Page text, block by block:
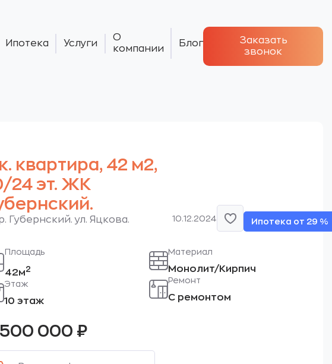
Ипотека Услуги
О
компании
Блог
Заказать
звонок
квартира, 42 м2,
24 эт. ЖК
Губернский. ул. Яцкова. 10.12.2024 Ипотека от 29 %
Площадь
42м2
Этаж
10 этаж
Материал
Монолит/Кирпич
Ремонт
С ремонтом
000 ₽